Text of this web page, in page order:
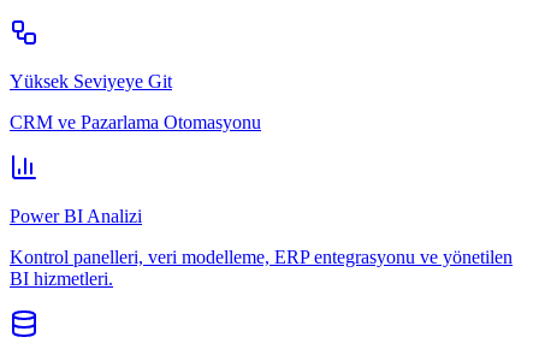
Yüksek Seviyeye Git
CRM ve Pazarlama Otomasyonu
Power BI Analizi
Kontrol panelleri, veri modelleme, ERP entegrasyonu ve yönetilen
BI hizmetleri.